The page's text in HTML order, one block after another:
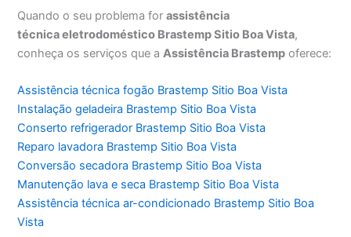
Quando o seu problema forassistência
técnica eletrodoméstico Brastemp Sitio Boa Vista,
conheça os serviços que aAssistência Brastemp oferece:
Assistência técnica fogão Brastemp Sitio Boa Vista
Instalação geladeira Brastemp Sitio Boa Vista
Conserto refrigerador Brastemp Sitio Boa Vista
Reparo lavadora Brastemp Sitio Boa Vista
Conversão secadora Brastemp Sitio Boa Vista
Manutenção lava e seca Brastemp Sitio Boa Vista
Assistência técnica ar-condicionado Brastemp Sitio Boa
Vista